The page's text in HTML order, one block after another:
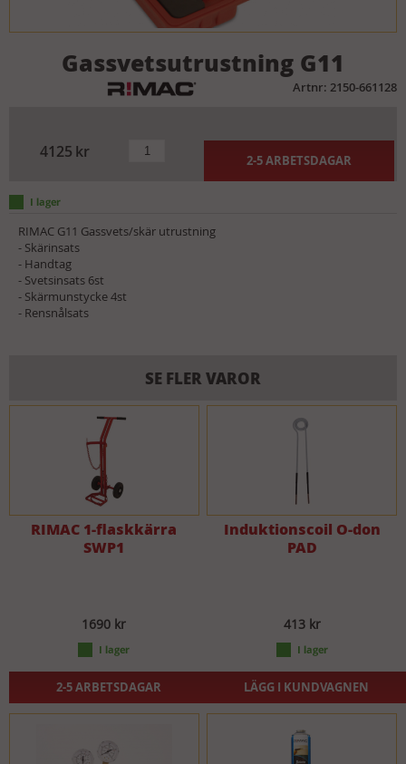
Gassvetsutrustning G11
Artnr: 2150-661128
4125 kr 2-5 ARBETSDAGAR
RIMAC G11 Gassvets/skär utrustning
- Skärinsats
- Handtag
- Svetsinsats 6st
- Skärmunstycke 4st
- Rensnålsats
SE FLER VAROR
RIMAC 1-flaskkärra
SWP1
1690 kr
2-5 ARBETSDAGAR
Induktionscoil O-don
PAD
413 kr
LÄGG I KUNDVAGNEN